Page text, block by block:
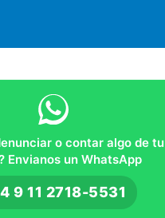
o contar algo de tu
Envianos un WhatsApp
9 11 2718-5531